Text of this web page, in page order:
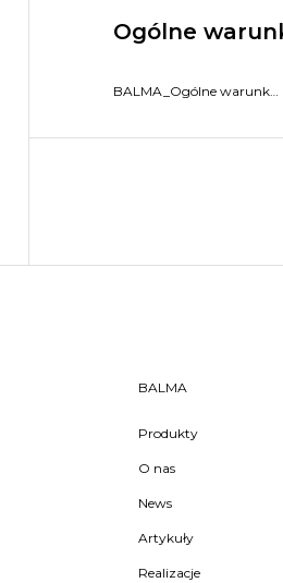
Ogólne
BALMA_Ogólne warunki gwarancji 2024.pdf
BALMA
Produkty
O nas
News
Artykuły
Realizacje